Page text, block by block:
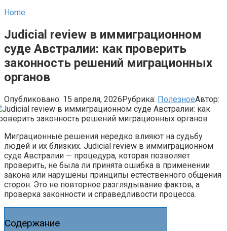
Home
Judicial review в иммиграционном
суде Австралии: как проверить
законность решений миграционных
органов
Опубликовано: 15 апреля, 2026Рубрика: ПолезноеАвтор:
Миграционные решения нередко влияют на судьбу
людей и их близких. Judicial review в иммиграционном
суде Австралии — процедура, которая позволяет
проверить, не была ли принята ошибка в применении
закона или нарушены принципы естественного общения
сторон. Это не повторное разглядывание фактов, а
проверка законности и справедливости процесса.
Содержание